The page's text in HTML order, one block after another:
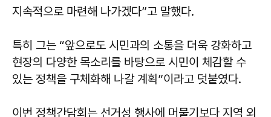
지속적으로 마련해 나가겠다”고 말했다.
특히 그는 “앞으로도 시민과의 소통을 더욱 강화하고
현장의 다양한 목소리를 바탕으로 시민이 체감할 수
있는 정책을 구체화해 나갈 계획”이라고 덧붙였다.
이번 정책간담회는 선거성 행사에 머물기보다 지역 외